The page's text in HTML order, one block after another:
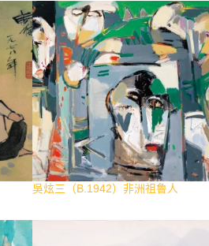
吳炫三（B.1942）非洲祖魯人